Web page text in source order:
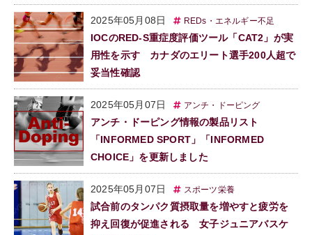
2025年05月08日 REDs・エネルギー不足
IOCのRED-S重症度評価ツール「CAT2」が実
用性を示す カナダのエリート選手200人超で
妥当性確認
2025年05月07日 アンチ・ドーピング
アンチ・ドーピング情報の製品リスト
「INFORMED SPORT」「INFORMED
CHOICE」を更新しました
2025年05月07日 スポーツ栄養
試合前のタンパク質摂取量を増やすと疲労を
抑え回復が促進される 女子ジュニアバスケ